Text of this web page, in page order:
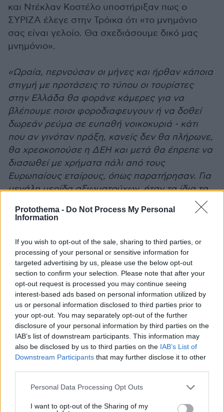
Protothema - Do Not Process My Personal
Information
If you wish to opt-out of the sale, sharing to third parties, or
processing of your personal or sensitive information for
targeted advertising by us, please use the below opt-out
section to confirm your selection. Please note that after your
opt-out request is processed you may continue seeing
interest-based ads based on personal information utilized by
us or personal information disclosed to third parties prior to
your opt-out. You may separately opt-out of the further
disclosure of your personal information by third parties on the
IAB’s list of downstream participants. This information may
also be disclosed by us to third parties on the IAB’s List of
Downstream Participants that may further disclose it to other
Please note that this website/app uses one or more Google
not limited to your visit or usage behaviour. You may click to
Personal Data Processing Opt Outs
I want to opt-out of the Sharing of my
και Ντέκλαν Κοστέλο υποστήριξαν πως ο
ΣΥΡΙΖΑ έλεγε στην Τρόικα ότι «το μνημόνιο
σας είναι γελοίο. Θα σχεδιάσουμε δικό μας
μνημόνιο».
«Ωραία, περνούσαν οι μήνες και ήρθαν κάποια
στιγμή με προτάσεις το τύπου οι τουρίστες
στην Ελλάδα θα φοράνε κάμερες για να
βλέπουμε ποιοι φοροδιαφευγουν ή να δοθεί
δωρεάν ρεύμα σε ευπαθή νοικοκυριά - κάτι
που αν γινόταν πράξη, κανείς δεν θα πλήρωνε,
θα χρεοκοπούσε η ΔΕΗ και μετά θα έπρεπε να
διασωθεί με χρήματα πάλι από τους
Ευρωπαίους εταίρους, όπως παρατήρησαν. Για
μεγάλη μερίδα αξιωματούχων, ήταν τα ίδια τα
στελέχη του ΣΥΡΙΖΑ που ζούσαν την έκπληξη
του να κατέχουν την εξουσία, αφού “ήταν μια
κάποιοι συμβολισμοί, όπως η τρόικα», όπως
θυμούνται, όταν “τρόικα και θεσμοί,
εξωραΐσαμε τις λέξεις, δεν είναι να
πανηγυρίζεις», όπως παραδέχτηκε ο πρώην
Υπουργός, Παναγιώτης Λαφαζάνης.